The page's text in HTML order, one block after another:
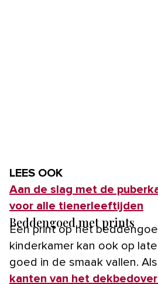
LEES OOK
Aan de slag met de
voor alle tienerleeftijden
Beddengoed met prints
Een print op het
kinderkamer kan ook op
goed in de smaak vallen.
kanten van het